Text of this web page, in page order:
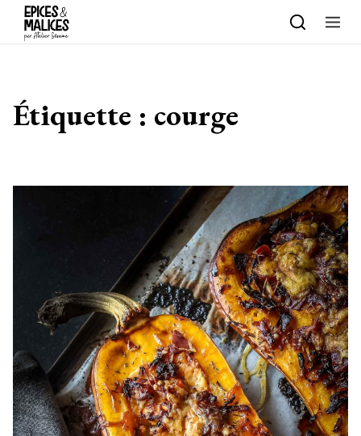
Skip to content
Étiquette : courge